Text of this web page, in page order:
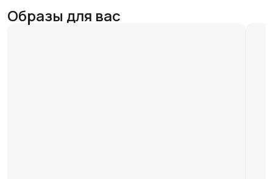
Образы для вас